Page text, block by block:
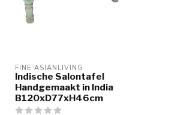
FINE ASIANLIVING
Indische Salontafel
Handgemaakt in India
B120xD77xH46cm